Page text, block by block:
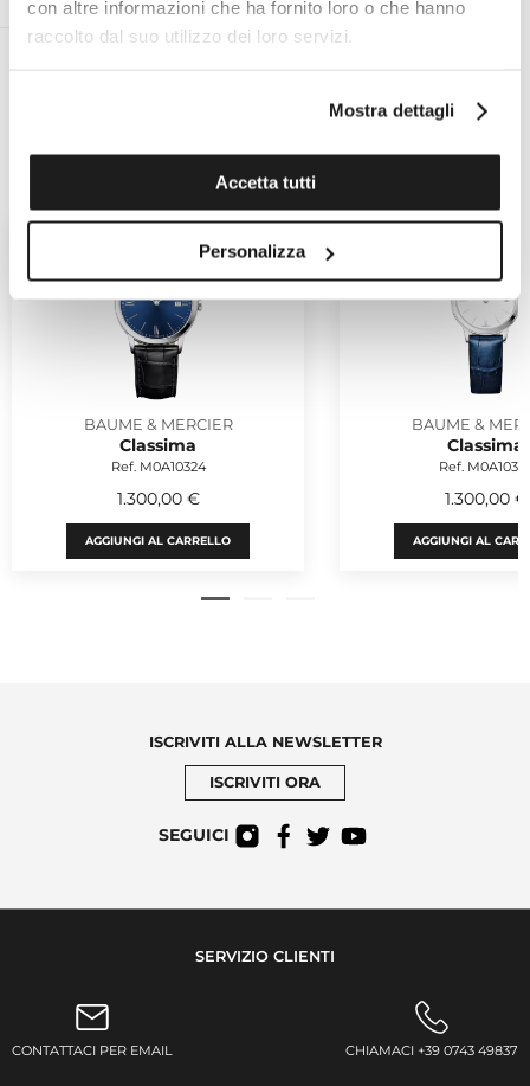
con altre informazioni che ha fornito loro o che hanno
raccolto dal suo utilizzo dei loro servizi.
Mostra dettagli
Accetta tutti
Personalizza
CONSEGNA
PER ORDINI SUPERIORI A €99
BAUME & MERCIER
Classima
Ref. M0A10324
1.300,00 €
AGGIUNGI AL CARRELLO
BAUME &
Classima
Ref.
1.300,00 €
AGGIUNGI AL
ISCRIVITI ALLA NEWSLETTER
ISCRIVITI ORA
SEGUICI
SERVIZIO CLIENTI
CONTATTACI PER EMAIL CHIAMACI +39 0743 49837